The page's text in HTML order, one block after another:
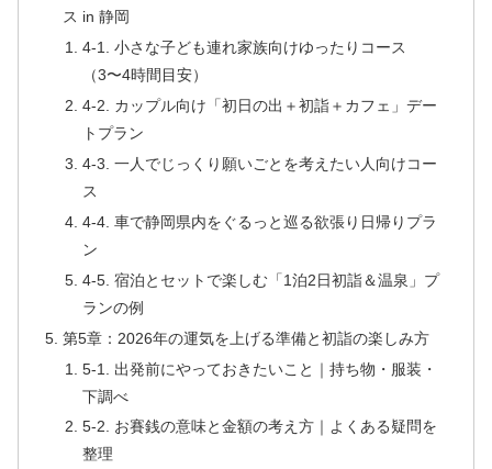
ス in 静岡
4-1. 小さな子ども連れ家族向けゆったりコース
（3〜4時間目安）
4-2. カップル向け「初日の出＋初詣＋カフェ」デー
トプラン
4-3. 一人でじっくり願いごとを考えたい人向けコー
ス
4-4. 車で静岡県内をぐるっと巡る欲張り日帰りプラ
ン
4-5. 宿泊とセットで楽しむ「1泊2日初詣＆温泉」プ
ランの例
第5章：2026年の運気を上げる準備と初詣の楽しみ方
5-1. 出発前にやっておきたいこと｜持ち物・服装・
下調べ
5-2. お賽銭の意味と金額の考え方｜よくある疑問を
整理